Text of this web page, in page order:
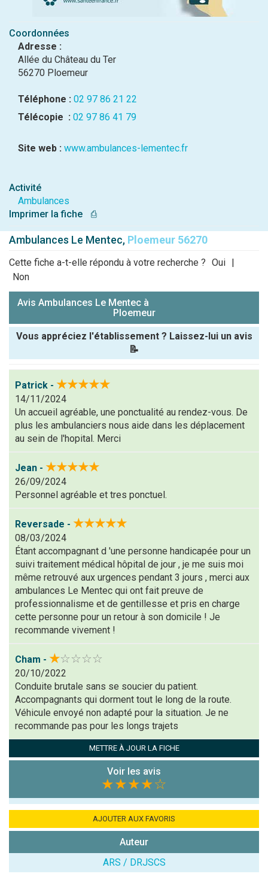
Coordonnées
Adresse :
Allée du Château du Ter
56270 Ploemeur
Téléphone : 02 97 86 21 22
Télécopie : 02 97 86 41 79
Site web : www.ambulances-lementec.fr
Activité
Ambulances
Imprimer la fiche
⎙
Ambulances Le Mentec, Ploemeur 56270
Cette fiche a-t-elle répondu à votre recherche ? Oui |
Non
Avis Ambulances Le Mentec à
Ploemeur
Vous appréciez l'établissement ? Laissez-lui un avis
📝
Note que vous souhaitez attribuer :
Antispam -
chiffres) :
Avis sur
(En cliquant sur 'Valider', j'accepte que mon avis
soit publié sur le site.)
Patrick - ★★★★★
14/11/2024
Un accueil agréable, une ponctualité au rendez-vous. De
plus les ambulanciers nous aide dans les déplacement
au sein de l'hopital. Merci
Jean - ★★★★★
26/09/2024
Personnel agréable et tres ponctuel.
Reversade - ★★★★★
08/03/2024
Étant accompagnant d 'une personne handicapée pour un
suivi traitement médical hôpital de jour , je me suis moi
même retrouvé aux urgences pendant 3 jours , merci aux
ambulances Le Mentec qui ont fait preuve de
professionnalisme et de gentillesse et pris en charge
cette personne pour un retour à son domicile ! Je
recommande vivement !
Cham - ★☆☆☆☆
20/10/2022
Conduite brutale sans se soucier du patient.
Accompagnants qui dorment tout le long de la route.
Véhicule envoyé non adapté pour la situation. Je ne
recommande pas pour les longs trajets
METTRE À JOUR LA FICHE
Voir les avis
★★★★☆
AJOUTER AUX FAVORIS
Auteur
ARS / DRJSCS